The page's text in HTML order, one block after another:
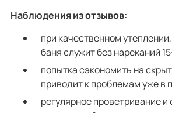
Наблюдения из отзывов:
при качественном
баня служит без нареканий
попытка сэкономить на
приводит к проблемам уже в
регулярное проветривание и